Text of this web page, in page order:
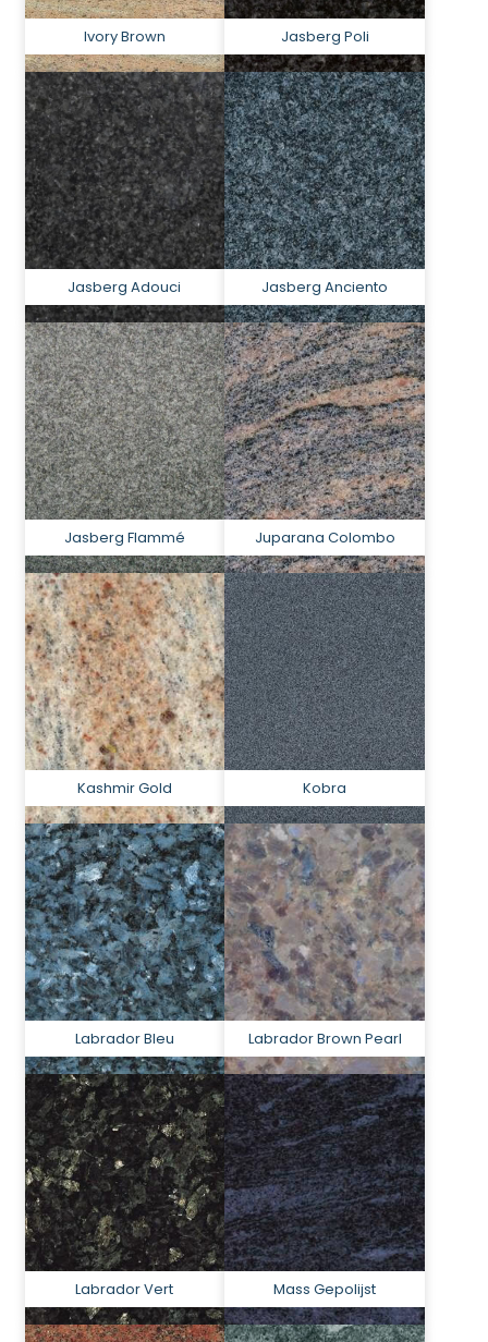
Ivory Brown Jasberg Poli
Jasberg Adouci Jasberg Anciento
Jasberg Flammé Juparana Colombo
Kashmir Gold Kobra
Labrador Bleu Labrador Brown Pearl
Labrador Vert Mass Gepolijst